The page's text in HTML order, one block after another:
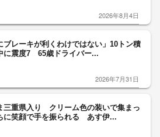
2026年8月4日
ブレーキが利くわけではない」10トン積
に震度7 65歳ドライバー...
2026年7月31日
三重県入り クリーム色の装いで集まっ
に笑顔で手を振られる あす伊...